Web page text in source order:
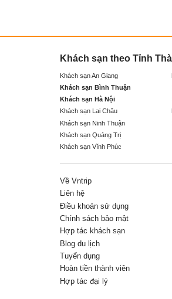
Khách sạn theo Tỉnh
Khách sạn An Giang
Khách sạn Bình Thuận
Khách sạn Hà Nội
Khách sạn Lai Châu
Khách sạn Ninh Thuận
Khách sạn Quảng Trị
Khách sạn Vĩnh Phúc
Về Vntrip
Liên hệ
Điều khoản sử dụng
Chính sách bảo mật
Hợp tác khách sạn
Blog du lịch
Tuyển dụng
Hoàn tiền thành viên
Hợp tác đại lý